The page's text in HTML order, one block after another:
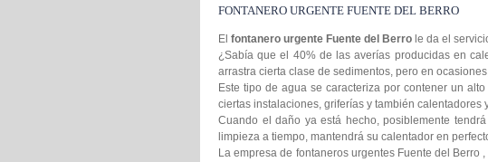
FONTANERO URGENTE FUENTE DEL BERRO
El fontanero urgente Fuente del Berro le da el
¿Sabía que el 40% de las averías producidas en
arrastra cierta clase de sedimentos, pero en
Este tipo de agua se caracteriza por contener un
ciertas instalaciones, griferías y también calentadores
Cuando el daño ya está hecho, posiblemente
limpieza a tiempo, mantendrá su calentador en
La empresa de fontaneros urgentes Fuente del